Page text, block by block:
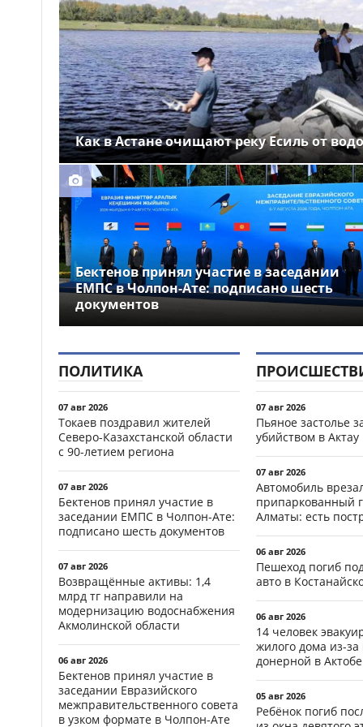
12:01
Выборы депутатов
Курултая: как узнать свой
избирательный участок
11:41
Служебная собака
помогла полицейским найти
пропавшую 18-летнюю
девушку в Караганде
Как в Астане очищают реку Есиль от
Бектенов принял участие в заседании
ЕМПС в Чолпон-Ате: подписано шесть
документов
ПОЛИТИКА
07 авг 2026
Токаев поздравил жителей
Северо-Казахстанской области
с 90-летием региона
07 авг 2026
Бектенов принял участие в
заседании ЕМПС в Чолпон-Ате:
подписано шесть документов
07 авг 2026
Возвращённые активы: 1,4
млрд тг направили на
модернизацию водоснабжения
Акмолинской области
06 авг 2026
Бектенов принял участие в
заседании Евразийского
межправительственного совета
в узком формате в Чолпон-Ате
07 авг 2026
Пьяное застолье
убийством в Актау
07 авг 2026
Автомобиль
припаркованный
Алматы: есть
06 авг 2026
Пешеход погиб
авто в
06 авг 2026
14 человек
жилого дома из-
донерной в Актобе
05 авг 2026
Ребёнок погиб